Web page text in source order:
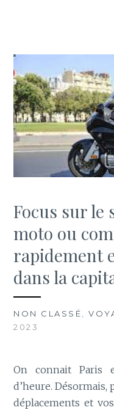
Focus sur le
moto ou
rapidement
dans la
NON CLASSÉ,
2023
On connait Paris
d’heure.
déplacements et